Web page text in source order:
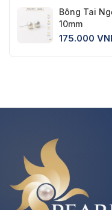
Bông Tai
10mm
175.000